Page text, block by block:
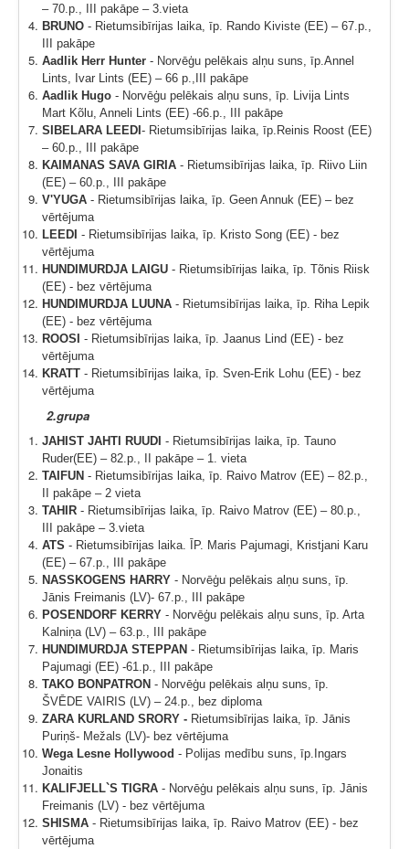
– 70.p., III pakāpe – 3.vieta
BRUNO - Rietumsibīrijas laika, īp. Rando Kiviste (EE) – 67.p.,
III pakāpe
Aadlik Herr Hunter - Norvēģu pelēkais alņu suns, īp. Annel
Lints, Ivar Lints (EE) – 66 p.,
III pakāpe
Aadlik Hugo - Norvēģu pelēkais alņu suns, īp. Livija Lints
Mart Kõlu, Anneli Lints (EE) -66.p.,
III pakāpe
SIBELARA LEEDI - Rietumsibīrijas laika, īp. Reinis Roost (EE)
– 60.p., III pakāpe
KAIMANAS SAVA GIRIA - Rietumsibīrijas laika, īp. Riivo Liin
(EE) – 60.p., III pakāpe
V'YUGA - Rietumsibīrijas laika, īp. Geen Annuk (EE) – bez
vērtējuma
LEEDI - Rietumsibīrijas laika, īp. Kristo Song (EE) - bez
vērtējuma
HUNDIMURDJA LAIGU - Rietumsibīrijas laika, īp. Tõnis Riisk
(EE) - bez vērtējuma
HUNDIMURDJA LUUNA - Rietumsibīrijas laika, īp. Riha Lepik
(EE) - bez vērtējuma
ROOSI - Rietumsibīrijas laika, īp. Jaanus Lind (EE) - bez
vērtējuma
KRATT - Rietumsibīrijas laika, īp. Sven-Erik Lohu (EE) - bez
vērtējuma
2.grupa
JAHIST JAHTI RUUDI - Rietumsibīrijas laika, īp. Tauno
Ruder(EE) – 82.p., II pakāpe – 1. vieta
TAIFUN - Rietumsibīrijas laika, īp. Raivo Matrov (EE) – 82.p.,
II pakāpe – 2 vieta
TAHIR - Rietumsibīrijas laika, īp. Raivo Matrov (EE) – 80.p.,
III pakāpe – 3.vieta
ATS - Rietumsibīrijas laika. ĪP. Maris Pajumagi, Kristjani Karu
(EE) – 67.p., III pakāpe
NASSKOGENS HARRY - Norvēģu pelēkais alņu suns, īp.
Jānis Freimanis (LV)- 67.p., III pakāpe
POSENDORF KERRY - Norvēģu pelēkais alņu suns, īp. Arta
Kalniņa (LV) – 63.p., III pakāpe
HUNDIMURDJA STEPPAN - Rietumsibīrijas laika, īp.
Maris
Pajumagi (EE) -61.p., III pakāpe
TAKO BONPATRON - Norvēģu pelēkais alņu suns, īp.
ŠVĒDE VAIRIS (LV) – 24.p., bez diploma
ZARA KURLAND SRORY - Rietumsibīrijas laika, īp. Jānis
Puriņš- Mežals (LV)- bez vērtējuma
Wega Lesne Hollywood - Polijas medību suns, īp. Ingars
Jonaitis
KALIFJELL`S TIGRA - Norvēģu pelēkais alņu suns, īp. Jānis
Freimanis (LV) - bez vērtējuma
SHISMA - Rietumsibīrijas laika, īp. Raivo Matrov (EE) - bez
vērtējuma